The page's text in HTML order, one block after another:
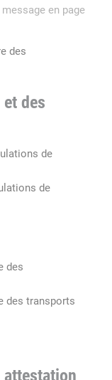
en page
des
des
de
de
des
des transports